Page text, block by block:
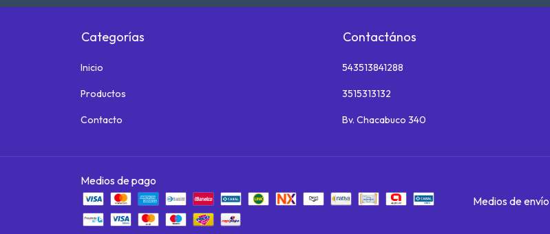
Categorías
Inicio
Productos
Contacto
Contactános
543513841288
3515313132
Bv. Chacabuco 340
Medios de pago
Medios de envío